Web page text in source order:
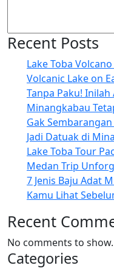
Recent Posts
Lake Toba
Volcanic Lake on
Tanpa Paku!
Minangkabau
Gak
Jadi Datuak di
Lake Toba Tour
Medan Trip
7 Jenis Baju Adat
Kamu Lihat
Recent
No comments to show.
Categories